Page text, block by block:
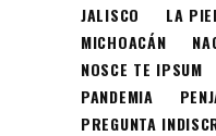
JALISCO LA
MICHOACÁN
NOSCE TE IPSUM
PANDEMIA
PREGUNTA